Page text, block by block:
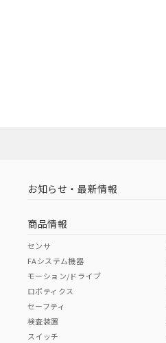
お知らせ・最新情報
商品情報
センサ
FAシステム機器
モーション/ドライブ
ロボティクス
セーフティ
検査装置
スイッチ